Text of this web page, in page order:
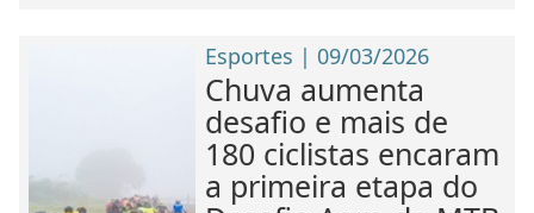
Esportes | 09/03/2026
Chuva aumenta
desafio e mais de
180 ciclistas encaram
a primeira etapa do